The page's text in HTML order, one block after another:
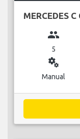
MERCEDES C
group
5
miscellaneous_services
Manual